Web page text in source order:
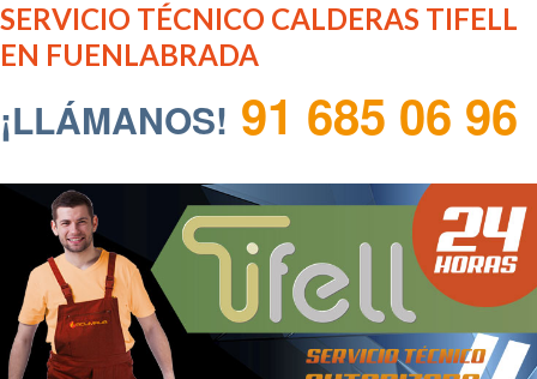
SERVICIO TÉCNICO CALDERAS TIFELL
EN FUENLABRADA
¡LLÁMANOS! 91 685 06 96